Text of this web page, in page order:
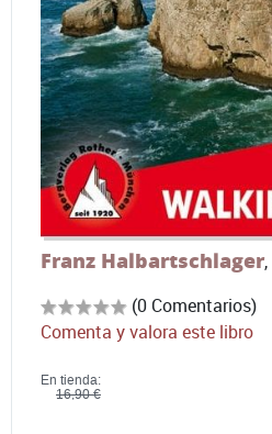
Franz Halbartschlager,
(0 Comentarios)
Comenta y valora este libro
En tienda:
16,90 €